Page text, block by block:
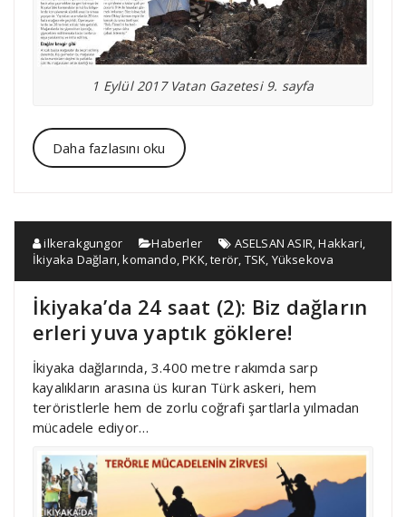
1 Eylül 2017 Vatan Gazetesi 9. sayfa
Daha fazlasını oku
ilkerakgungor Haberler ASELSAN ASIR ,Hakkari
İkiyaka Dağları ,komando ,PKK ,terör TSK Yüksekova
İkiyaka’da 24 saat (2): Biz dağların
erleri yuva yaptık göklere!
İkiyaka dağlarında, 3.400 metre rakımda sarp
kayalıkların arasına üs kuran Türk askeri, hem
teröristlerle hem de zorlu coğrafi şartlarla yılmadan
mücadele ediyor…